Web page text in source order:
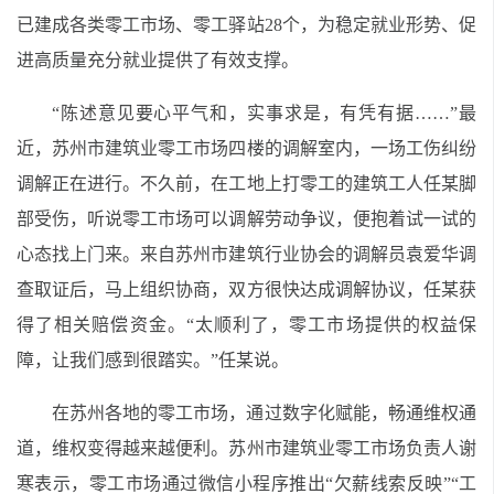
已建成各类零工市场、零工驿站28个，为稳定就业形势、促
进高质量充分就业提供了有效支撑。
“陈述意见要心平气和，实事求是，有凭有据……”最
近，苏州市建筑业零工市场四楼的调解室内，一场工伤纠纷
调解正在进行。不久前，在工地上打零工的建筑工人任某脚
部受伤，听说零工市场可以调解劳动争议，便抱着试一试的
心态找上门来。来自苏州市建筑行业协会的调解员袁爱华调
查取证后，马上组织协商，双方很快达成调解协议，任某获
得了相关赔偿资金。“太顺利了，零工市场提供的权益保
障，让我们感到很踏实。”任某说。
在苏州各地的零工市场，通过数字化赋能，畅通维权通
道，维权变得越来越便利。苏州市建筑业零工市场负责人谢
寒表示，零工市场通过微信小程序推出“欠薪线索反映”“工